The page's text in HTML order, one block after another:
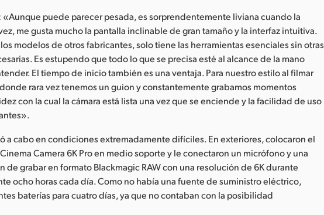
«Aunque puede parecer pesada, es sorprendentemente liviana cuando la
me gusta mucho la pantalla inclinable de gran tamaño y la interfaz intuitiva.
modelos de otros fabricantes, solo tiene las herramientas esenciales sin otras
Es estupendo que todo lo que se precisa esté al alcance de la mano
El tiempo de inicio también es una ventaja. Para nuestro estilo al filmar
rara vez tenemos un guion y constantemente grabamos momentos
con la cual la cámara está lista una vez que se enciende y la facilidad de uso
a cabo en condiciones extremadamente difíciles. En exteriores, colocaron el
Camera 6K Pro en medio soporte y le conectaron un micrófono y una
de grabar en formato Blackmagic RAW con una resolución de 6K durante
ocho horas cada día. Como no había una fuente de suministro eléctrico,
baterías para cuatro días, ya que no contaban con la posibilidad